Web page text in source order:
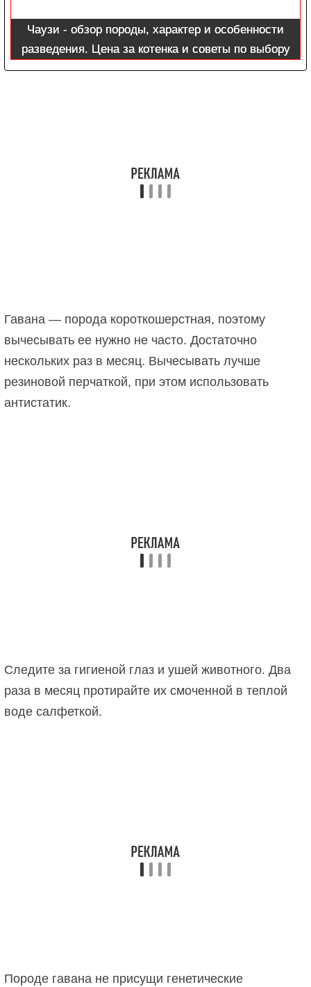
Чаузи - обзор породы, характер и особенности
разведения. Цена за котенка и советы по выбору
породистой кошки (115 фото)
Гавана — порода короткошерстная, поэтому
вычесывать ее нужно не часто. Достаточно
нескольких раз в месяц. Вычесывать лучше
резиновой перчаткой, при этом использовать
антистатик.
Следите за гигиеной глаз и ушей животного. Два
раза в месяц протирайте их смоченной в теплой
воде салфеткой.
Породе гавана не присущи генетические